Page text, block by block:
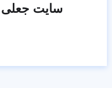
سایت جعلی